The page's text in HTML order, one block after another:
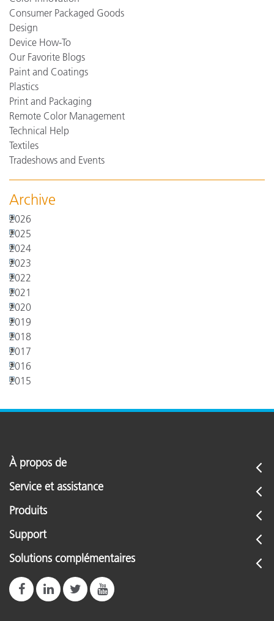
Consumer Packaged Goods
Design
Device How-To
Our Favorite Blogs
Paint and Coatings
Plastics
Print and Packaging
Remote Color Management
Technical Help
Textiles
Tradeshows and Events
Archive
2026
2025
2024
2023
2022
2021
2020
2019
2018
2017
2016
2015
À propos de
Service et assistance
Produits
Support
Solutions complémentaires